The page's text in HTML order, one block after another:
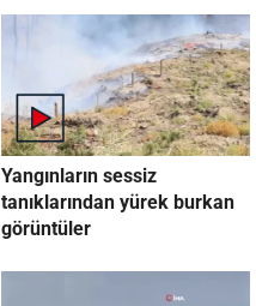
Yangınların sessiz
tanıklarından yürek burkan
görüntüler